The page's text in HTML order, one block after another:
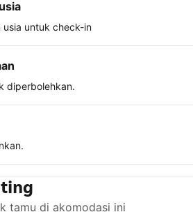
untuk check-in
diperbolehkan.
tamu di akomodasi ini